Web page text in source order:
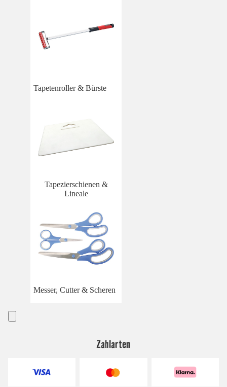
Tapetenroller & Bürste
Tapezierschienen &
Lineale
Messer, Cutter & Scheren
Zahlarten